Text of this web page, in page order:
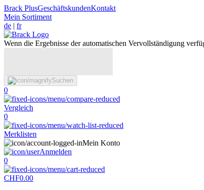
Brack PlusGeschäftskundenKontakt
Mein Sortiment
de | fr
Wenn die Ergebnisse der automatischen Vervollständigung
Suchen
0
Vergleich
0
Merklisten
Mein Konto
Anmelden
0
CHF0.00